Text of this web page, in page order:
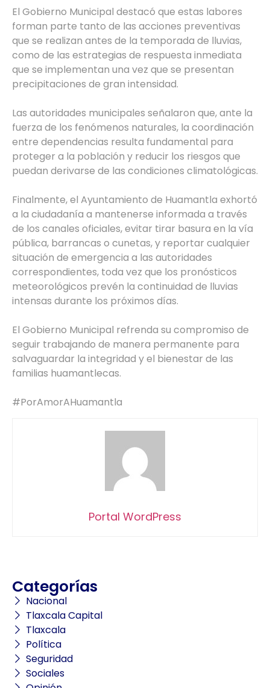
El Gobierno Municipal destacó que estas labores
forman parte tanto de las acciones preventivas
que se realizan antes de la temporada de lluvias,
como de las estrategias de respuesta inmediata
que se implementan una vez que se presentan
precipitaciones de gran intensidad.
Las autoridades municipales señalaron que, ante la
fuerza de los fenómenos naturales, la coordinación
entre dependencias resulta fundamental para
proteger a la población y reducir los riesgos que
puedan derivarse de las condiciones climatológicas.
Finalmente, el Ayuntamiento de Huamantla exhortó
a la ciudadanía a mantenerse informada a través
de los canales oficiales, evitar tirar basura en la vía
pública, barrancas o cunetas, y reportar cualquier
situación de emergencia a las autoridades
correspondientes, toda vez que los pronósticos
meteorológicos prevén la continuidad de lluvias
intensas durante los próximos días.
El Gobierno Municipal refrenda su compromiso de
seguir trabajando de manera permanente para
salvaguardar la integridad y el bienestar de las
familias huamantlecas.
#PorAmorAHuamantla
Portal WordPress
Categorías
Nacional
Tlaxcala Capital
Tlaxcala
Política
Seguridad
Sociales